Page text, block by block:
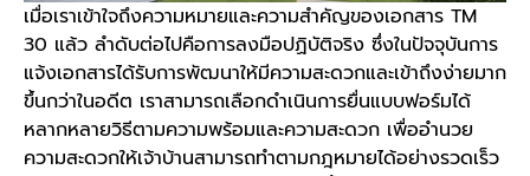
เมื่อเราเข้าใจถึงความหมายและความสำคัญของเอกสาร TM
30 แล้ว ลำดับต่อไปคือการลงมือปฏิบัติจริง ซึ่งในปัจจุบันการ
แจ้งเอกสารได้รับการพัฒนาให้มีความสะดวกและเข้าถึงง่ายมาก
ขึ้นกว่าในอดีต เราสามารถเลือกดำเนินการยื่นแบบฟอร์มได้
หลากหลายวิธีตามความพร้อมและความสะดวก เพื่ออำนวย
ความสะดวกให้เจ้าบ้านสามารถทำตามกฎหมายได้อย่างรวดเร็ว